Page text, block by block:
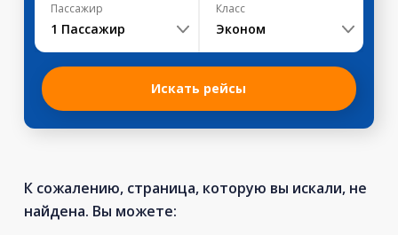
Пассажир
1 Пассажир
Класс
Эконом
Искать рейсы
К сожалению, страница, которую вы искали, не
найдена. Вы можете: